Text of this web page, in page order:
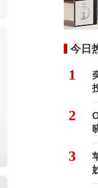
今日
1
2
3